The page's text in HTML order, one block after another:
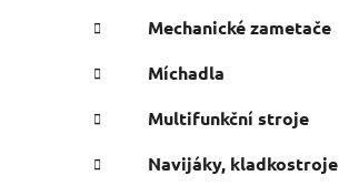
Mechanické zametače
Míchadla
Multifunkční stroje
Navijáky, kladkostroje